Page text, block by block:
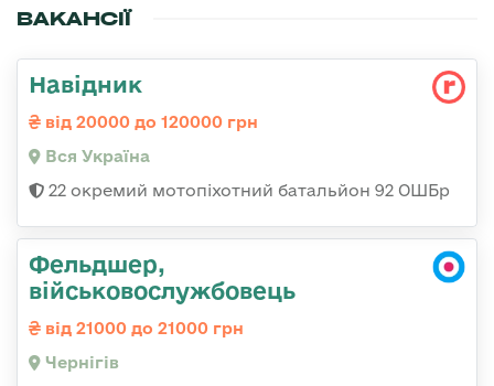
ВАКАНСІЇ
Навідник
від 20000 до 120000 грн
Вся Україна
22 окремий мотопіхотний батальйон 92 ОШБр
Фельдшер,
військовослужбовець
від 21000 до 21000 грн
Чернігів